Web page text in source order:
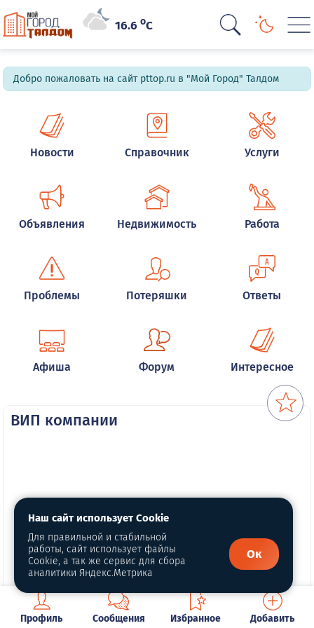
16.6oC
Добро пожаловать на сайт pttop.ru в "Мой Город" Талдом
Новости Справочник Услуги
Объявления Недвижимость Работа
Проблемы Потеряшки Ответы
Афиша Форум Интересное
ВИП компании
Профиль Сообщения Избранное Добавить
Наш сайт использует Cookie
Для правильной и стабильной
работы, сайт использует файлы
Cookie, а так же сервис для сбора
аналитики Яндекс.Метрика
Ок